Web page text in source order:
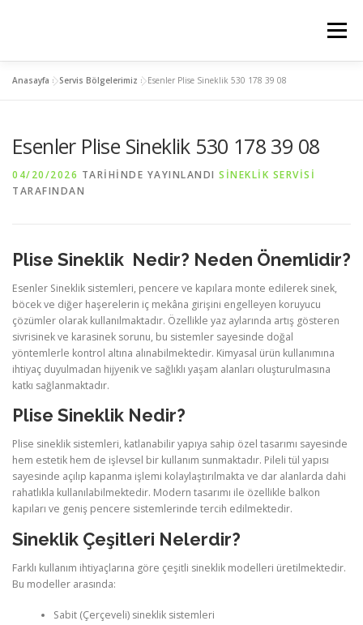
Menü
MENTEŞELİ SİNEKLİK SERVIS BÖLGELERIMIZ
Anasayfa »Servis Bölgelerimiz »Esenler Plise Sineklik 530 178 39 08
Esenler Plise Sineklik 530 178 39 08
04/20/2026 TARIHINDE YAYINLANDI SINEKLIK SERVISI
TARAFINDAN
Plise Sineklik Nedir? Neden Önemlidir?
Esenler Sineklik sistemleri, pencere ve kapılara monte edilerek sinek,
böcek ve diğer haşerelerin iç mekâna girişini engelleyen koruyucu
çözümler olarak kullanılmaktadır. Özellikle yaz aylarında artış gösteren
sivrisinek ve karasinek sorunu, bu sistemler sayesinde doğal
yöntemlerle kontrol altına alınabilmektedir. Kimyasal ürün kullanımına
ihtiyaç duyulmadan hijyenik ve sağlıklı yaşam alanları oluşturulmasına
katkı sağlanmaktadır.
Plise Sineklik Nedir?
Plise sineklik sistemleri, katlanabilir yapıya sahip özel tasarımı sayesinde
hem estetik hem de işlevsel bir kullanım sunmaktadır. Pileli tül yapısı
sayesinde açılıp kapanma işlemi kolaylaştırılmakta ve dar alanlarda dahi
rahatlıkla kullanılabilmektedir. Modern tasarımı ile özellikle balkon
kapıları ve geniş pencere sistemlerinde tercih edilmektedir.
Sineklik Çeşitleri Nelerdir?
Farklı kullanım ihtiyaçlarına göre çeşitli sineklik modelleri üretilmektedir.
Bu modeller arasında:
Sabit (Çerçeveli) sineklik sistemleri